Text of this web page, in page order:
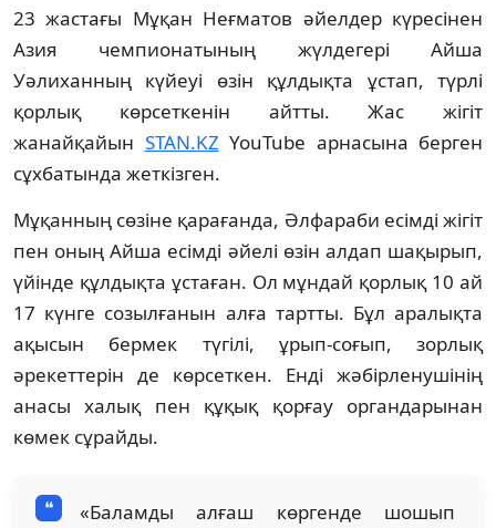
23 жастағы Мұқан Неғматов әйелдер күресінен
Азия чемпионатының жүлдегері Айша
Уәлиханның күйеуі өзін құлдықта ұстап, түрлі
қорлық көрсеткенін айтты. Жас жігіт
жанайқайын STAN.KZ YouTube арнасына берген
сұхбатында жеткізген.
Мұқанның сөзіне қарағанда, Әлфараби есімді жігіт
пен оның Айша есімді әйелі өзін алдап шақырып,
үйінде құлдықта ұстаған. Ол мұндай қорлық 10 ай
17 күнге созылғанын алға тартты. Бұл аралықта
ақысын бермек түгілі, ұрып-соғып, зорлық
әрекеттерін де көрсеткен. Енді жәбірленушінің
анасы халық пен құқық қорғау органдарынан
көмек сұрайды.
«Баламды алғаш көргенде шошып